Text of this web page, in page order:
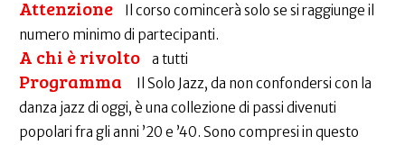
Attenzione
Il corso comincerà solo se si raggiunge il
numero minimo di partecipanti.
A chi è rivolto a tutti
Programma
Il Solo Jazz, da non confondersi con la
danza jazz di oggi, è una collezione di passi divenuti
popolari fra gli anni ’20 e ’40. Sono compresi in questo